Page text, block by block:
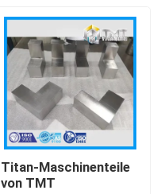
Titan-Maschinenteile
von TMT